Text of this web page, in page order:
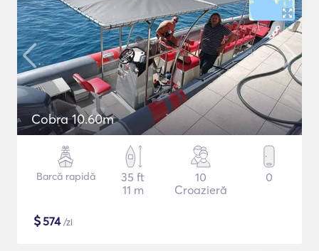
Cobra 10.60m
Barcă rapidă
35 ft
11 m
10
Croazieră
0
$574/zi